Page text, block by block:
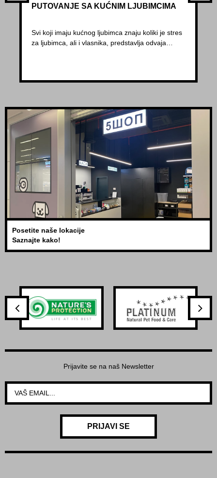
PUTOVANJE SA KUĆNIM LJUBIMCIMA
Svi koji imaju kućnog ljubimca znaju koliki je stres
za ljubimca, ali i vlasnika, predstavlja odvaja…
Posetite naše lokacije
Saznajte kako!
Prijavite se na naš Newsletter
PRIJAVI SE